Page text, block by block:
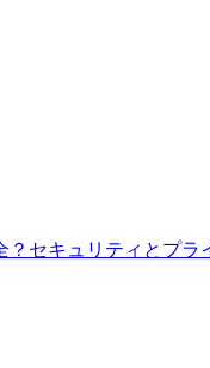
？セキュリティとプ